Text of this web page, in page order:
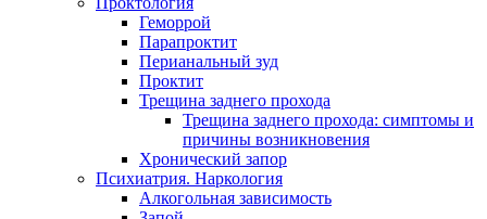
Геморрой
Парапроктит
Перианальный зуд
Проктит
Трещина заднего прохода
Трещина заднего прохода: симптомы и
причины возникновения
Хронический запор
Психиатрия. Наркология
Алкогольная зависимость